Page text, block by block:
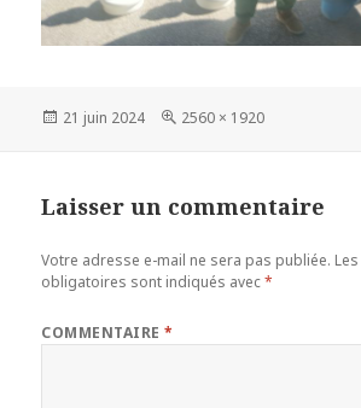
Publié
21 juin 2024
Taille
2560 × 1920
Laisser un commentaire
Votre adresse e-mail ne sera pas publiée.
obligatoires sont indiqués avec*
COMMENTAIRE*